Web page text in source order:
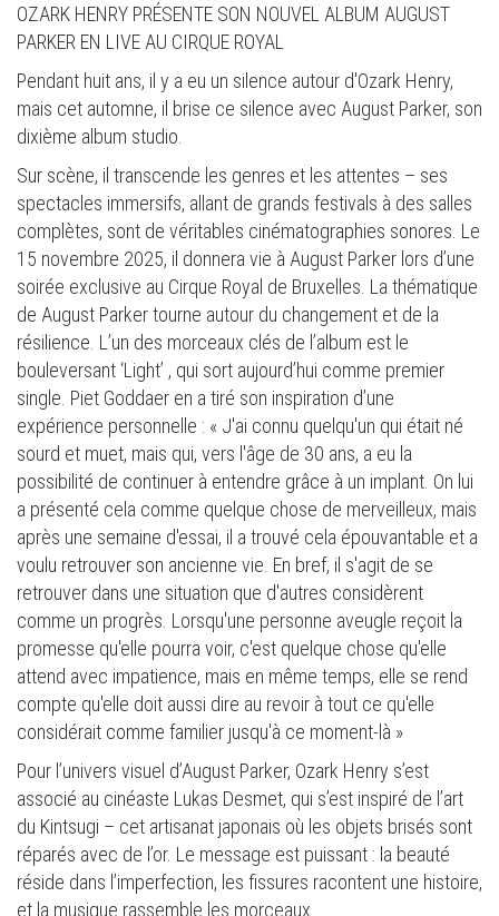
OZARK HENRY PRÉSENTE SON NOUVEL ALBUM AUGUST
PARKER EN LIVE AU CIRQUE ROYAL
Pendant huit ans, il y a eu un silence autour d'Ozark Henry,
mais cet automne, il brise ce silence avec August Parker, son
dixième album studio.
Sur scène, il transcende les genres et les attentes – ses
spectacles immersifs, allant de grands festivals à des salles
complètes, sont de véritables cinématographies sonores. Le
15 novembre 2025, il donnera vie à August Parker lors d’une
soirée exclusive au Cirque Royal de Bruxelles. La thématique
de August Parker tourne autour du changement et de la
résilience. L’un des morceaux clés de l’album est le
bouleversant ‘Light’ , qui sort aujourd’hui comme premier
single. Piet Goddaer en a tiré son inspiration d’une
expérience personnelle : « J'ai connu quelqu'un qui était né
sourd et muet, mais qui, vers l'âge de 30 ans, a eu la
possibilité de continuer à entendre grâce à un implant. On lui
a présenté cela comme quelque chose de merveilleux, mais
après une semaine d'essai, il a trouvé cela épouvantable et a
voulu retrouver son ancienne vie. En bref, il s'agit de se
retrouver dans une situation que d'autres considèrent
comme un progrès. Lorsqu'une personne aveugle reçoit la
promesse qu'elle pourra voir, c'est quelque chose qu'elle
attend avec impatience, mais en même temps, elle se rend
compte qu'elle doit aussi dire au revoir à tout ce qu'elle
considérait comme familier jusqu'à ce moment-là »
Pour l’univers visuel d’August Parker, Ozark Henry s’est
associé au cinéaste Lukas Desmet, qui s’est inspiré de l’art
du Kintsugi – cet artisanat japonais où les objets brisés sont
réparés avec de l’or. Le message est puissant : la beauté
réside dans l’imperfection, les fissures racontent une histoire,
et la musique rassemble les morceaux.